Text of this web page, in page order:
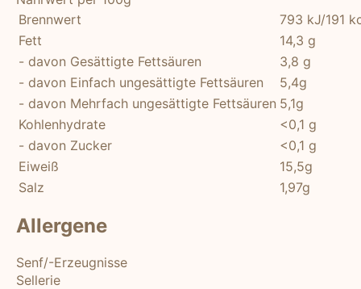
Brennwert
793 kJ/191
Fett
14,3 g
- davon Gesättigte Fettsäuren
3,8 g
- davon Einfach ungesättigte Fettsäuren
5,4g
- davon Mehrfach ungesättigte Fettsäuren 5,1g
Kohlenhydrate
<0,1 g
- davon Zucker
<0,1 g
Eiweiß
15,5g
Salz
1,97g
Allergene
Senf/-Erzeugnisse
Sellerie